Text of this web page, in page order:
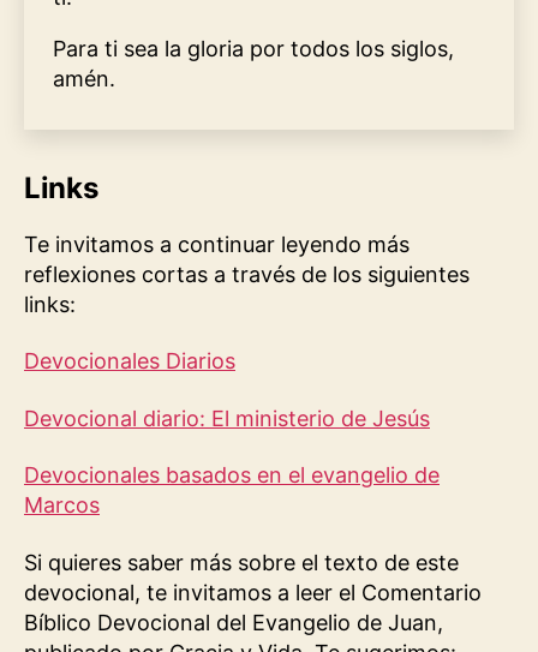
Para ti sea la gloria por todos los siglos,
amén.
Links
Te invitamos a continuar leyendo más
reflexiones cortas a través de los siguientes
links:
Devocionales Diarios
Devocional diario: El ministerio de Jesús
Devocionales basados en el evangelio de
Marcos
Si quieres saber más sobre el texto de este
devocional, te invitamos a leer el Comentario
Bíblico Devocional del Evangelio de Juan,